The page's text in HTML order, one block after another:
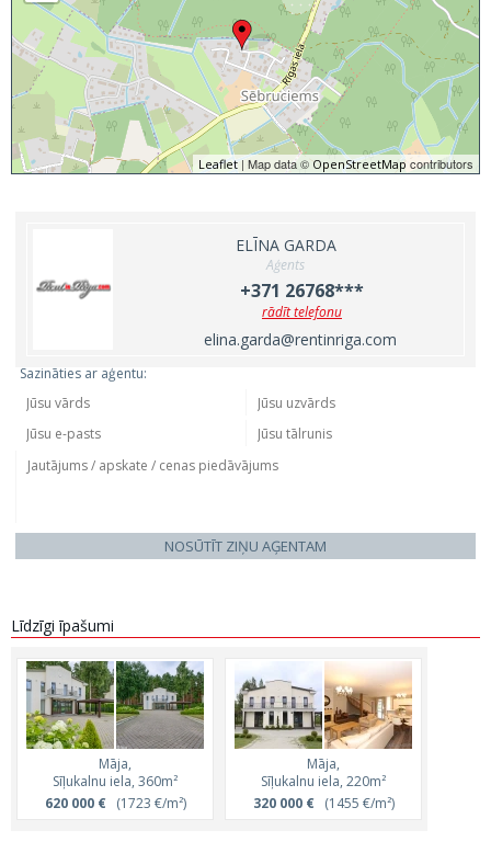
Leaflet | Map data © OpenStreetMap contributors
ELĪNA GARDA
Aģents
+371 26768***
rādīt telefonu
elina.garda@rentinriga.com
Sazināties ar aģentu:
NOSŪTĪT ZIŅU AĢENTAM
Līdzīgi īpašumi
Māja,
Sīļukalnu iela, 360m²
620 000 €(1723 €/m²)
Māja,
Sīļukalnu iela, 220m²
320 000 €(1455 €/m²)